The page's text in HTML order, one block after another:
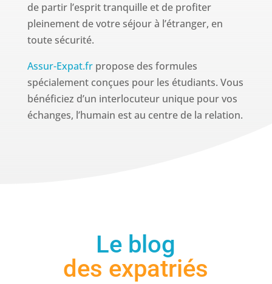
de partir l’esprit tranquille et de profiter
pleinement de votre séjour à l’étranger, en
toute sécurité.
Assur-Expat.fr propose des formules
spécialement conçues pour les étudiants. Vous
bénéficiez d’un interlocuteur unique pour vos
échanges, l’humain est au centre de la relation.
Le blog
des expatriés